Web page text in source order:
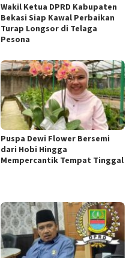
Wakil Ketua DPRD Kabupaten
Bekasi Siap Kawal Perbaikan
Turap Longsor di Telaga
Pesona
Puspa Dewi Flower Bersemi
dari Hobi Hingga
Mempercantik Tempat Tinggal